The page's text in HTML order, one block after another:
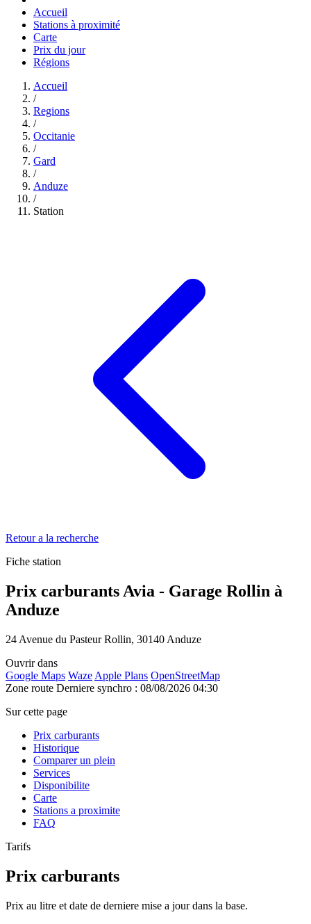
Accueil
Stations à proximité
Carte
Prix du jour
Régions
Accueil
/
Regions
/
Occitanie
/
Gard
/
Anduze
/
Station
Retour a la recherche
Fiche station
Prix carburants Avia - Garage Rollin à
Anduze
24 Avenue du Pasteur Rollin, 30140 Anduze
Ouvrir dans
Google Maps Waze Apple Plans OpenStreetMap
Zone route Derniere synchro : 08/08/2026 04:30
Sur cette page
Prix carburants
Historique
Comparer un plein
Services
Disponibilite
Carte
Stations a proximite
FAQ
Tarifs
Prix carburants
Prix au litre et date de derniere mise a jour dans la base.